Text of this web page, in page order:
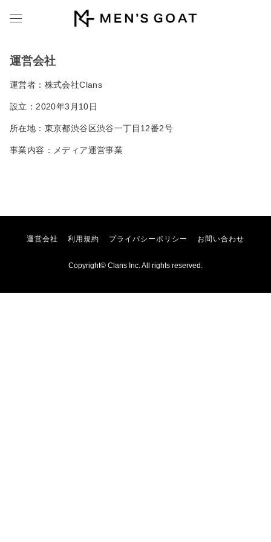
運営会社
運営者：株式会社Clans
設立：2020年3月10日
所在地：東京都渋谷区渋谷一丁目12番2号
事業内容：メディア運営事業
運営会社 利用規約 プライバシーポリシー お問い合わせ
Copyright© Clans Inc. All rights reserved.